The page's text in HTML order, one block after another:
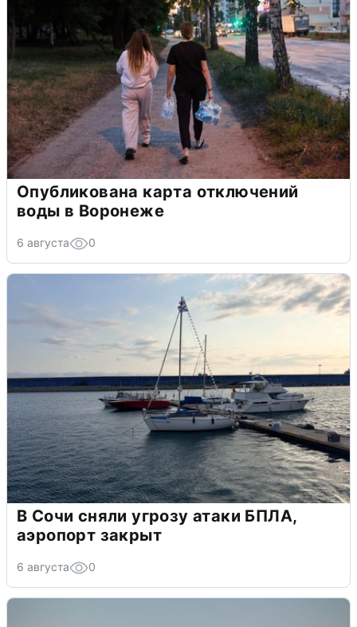
Опубликована карта отключений
воды в Воронеже
6 августа 0
В Сочи сняли угрозу атаки БПЛА,
аэропорт закрыт
6 августа 0